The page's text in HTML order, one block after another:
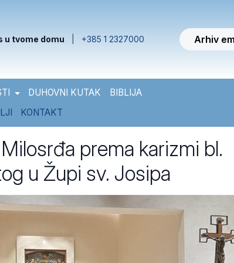
u tvome domu +385 1 2327000 Arhiv
DUHOVNI KUTAK
BIBLIJA
KONTAKT
prema karizmi bl.
u Župi sv. Josipa